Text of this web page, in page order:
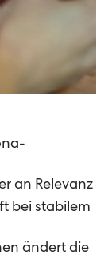
an Relevanz
bei stabilem
ändert die